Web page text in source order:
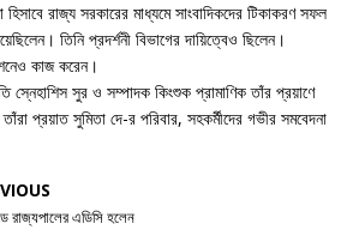
রাজ্য সরকারের মাধ্যমে সাংবাদিকদের টিকাকরণ সফল
তিনি প্রদর্শনী বিভাগের দায়িত্বেও ছিলেন।
কাজ করেন।
স্নেহাশিস সুর ও সম্পাদক কিংশুক প্রামাণিক তাঁর প্রয়াণে
প্রয়াত সুমিতা দে-র পরিবার, সহকর্মীদের গভীর সমবেদনা
রাজ্যপালের এডিসি হলেন